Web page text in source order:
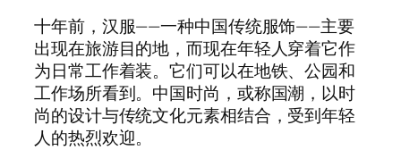
十年前，汉服——一种中国传统服饰——主要
出现在旅游目的地，而现在年轻人穿着它作
为日常工作着装。它们可以在地铁、公园和
工作场所看到。中国时尚，或称国潮，以时
尚的设计与传统文化元素相结合，受到年轻
人的热烈欢迎。